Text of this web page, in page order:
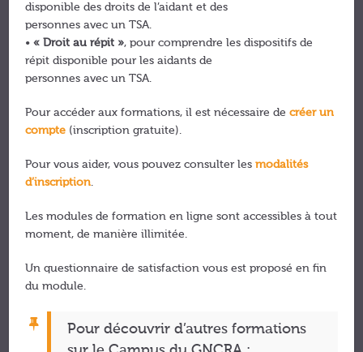
disponible des droits de l’aidant et des
personnes avec un TSA.
•« Droit au répit », pour comprendre les dispositifs de
répit disponible pour les aidants de
personnes avec un TSA.
Pour accéder aux formations, il est nécessaire decréer un
compte (inscription gratuite).
Pour vous aider, vous pouvez consulter lesmodalités
d’inscription.
Les modules de formation en ligne sont accessibles à tout
moment, de manière illimitée.
Un questionnaire de satisfaction vous est proposé en fin
du module.
Pour découvrir d’autres formations